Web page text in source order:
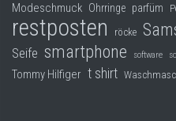
Modeschmuck Ohrringe parfüm
restposten röcke
Seife smartphone software
Tommy Hilfiger t shirt